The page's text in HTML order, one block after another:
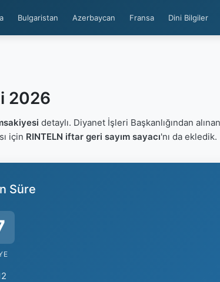
Bulgaristan Azerbaycan Fransa Dini Bilgiler
2026
detaylı. Diyanet İşleri Başkanlığından
için RINTELN iftar geri sayım sayacı'nı da ekledik.
Süre